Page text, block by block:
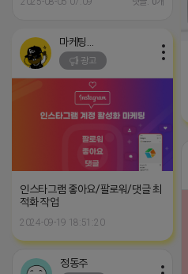
광고
인스타그램 좋아요/팔로워/댓글 최
적화 작업
2024-09-19 18:51:20
정동주